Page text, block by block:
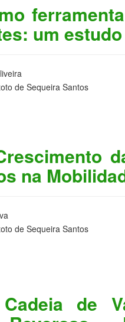
um
de Sequeira Santos
na
de Sequeira Santos
de